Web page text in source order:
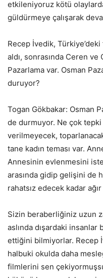
etkileniyoruz kötü
güldürmeye çalışarak
Recep İvedik,
aldı, sonrasında Ceren
Pazarlama var. Osman
duruyor?
Togan Gökbakar: Osman
de durmuyor. Ne çok
verilmeyecek,
tane kadın teması var.
Annesinin evlenmesini
arasında gidip gelişini de
rahatsız edecek kadar
Sizin beraberliğiniz uzun
aslında dışardaki insanlar
ettiğini bilmiyorlar. Recep
halbuki okulda daha
filmlerini sen